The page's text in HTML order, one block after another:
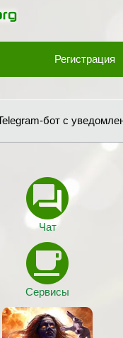
Регистрация
бот с
Чат
Сервисы